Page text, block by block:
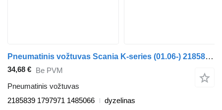
Pneumatinis vožtuvas Scania K-series (01.06-) 2185839 autobuso Scania K,N,F-series bus (2006-)
34,68 € Be PVM
Pneumatinis vožtuvas
2185839 1797971 1485066
dyzelinas